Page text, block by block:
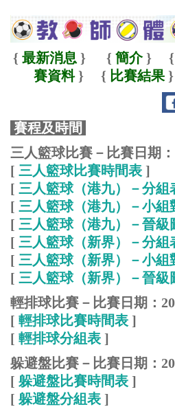
{ 最新消息 } { 簡介} {
賽資料} { 比賽結果 }
賽程及時間
三人籃球比賽－比賽日期：
[ 三人籃球比賽時間表 ]
[ 三人籃球（港九）－分組
[ 三人籃球（港九）－小組
[ 三人籃球（港九）－晉級
[ 三人籃球（新界）－分組
[ 三人籃球（新界）－小組
[ 三人籃球（新界）－晉級
輕排球比賽－比賽日期：
[ 輕排球比賽時間表 ]
[ 輕排球分組表 ]
躲避盤比賽－比賽日期：
[ 躲避盤比賽時間表 ]
[ 躲避盤分組表 ]